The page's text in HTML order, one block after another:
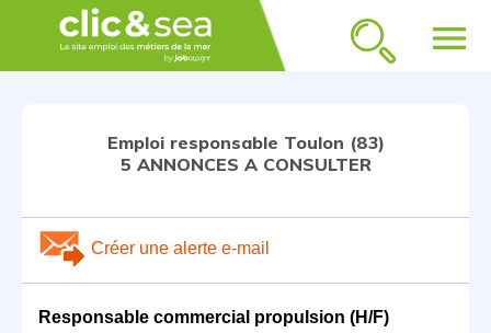
menu
Emploi responsable Toulon (83)
5 ANNONCES A CONSULTER
Créer une alerte e-mail
Responsable commercial propulsion (H/F)